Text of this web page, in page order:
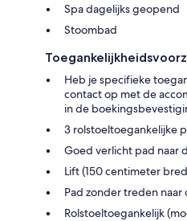
Spa dagelijks geopend
Stoombad
Heb je specifieke
contact op met de
in de
3 rolstoeltoegankelijke
Goed verlicht pad naar
Lift (150 centimeter
Pad zonder treden naar
Rolstoeltoegankelijk